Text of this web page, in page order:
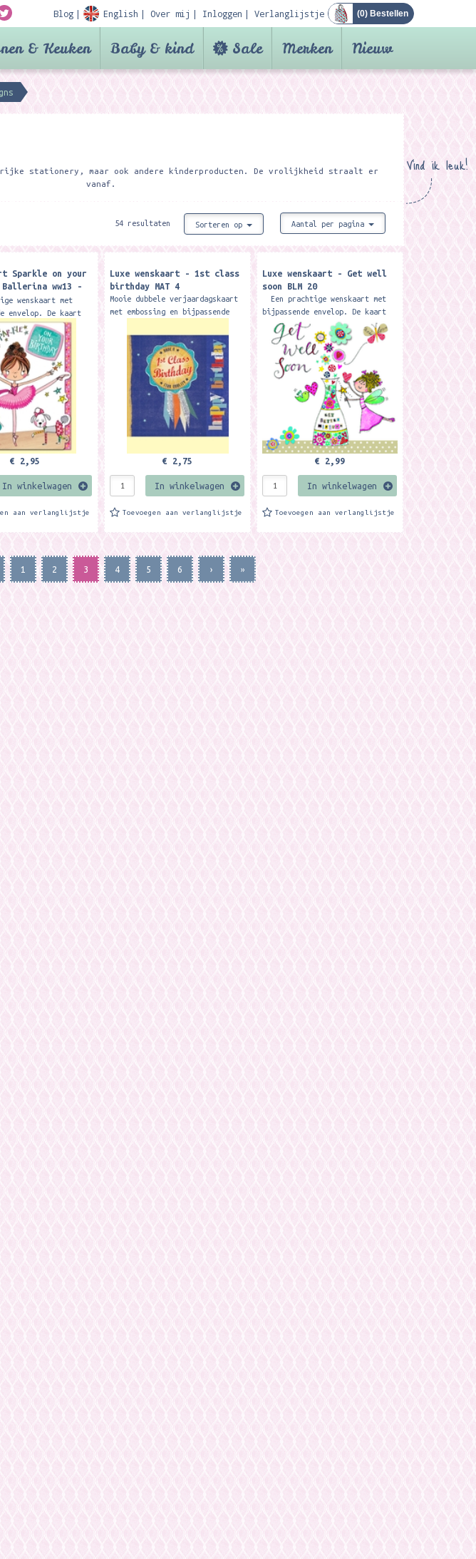
Blog English Over mij Inloggen Verlanglijstje (0) Bestellen
& Keuken Baby & kind Sale Merken Nieuw
Vind ik leuk!
stationery, maar ook andere kinderproducten. De vrolijkheid straalt er
vanaf.
54 resultaten Sorteren op Aantal per pagina
Sparkle on your
ww13 -
Designs
wenskaart met
envelop. De kaart
met glitters en
Formaat: 12,7 x
€ 2,95
In winkelwagen
aan verlanglijstje
Luxe wenskaart - 1st class
birthday MAT 4
Mooie dubbele verjaardagskaart
met embossing en bijpassende
stoere look. Formaat: 14,9 x
14,9 cm. Merk: Rachel Ellen...
€ 2,75
In winkelwagen
Toevoegen aan verlanglijstje
Luxe wenskaart - Get well
soon BLM 20
Een prachtige wenskaart met
bijpassende envelop. De kaart
is mooi bewerkt met glitters en
een 3D bloem. Formaat: 14,9 x
14,9 cm. Merk:...
€ 2,99
In winkelwagen
Toevoegen aan verlanglijstje
1 2 3 4 5 6 › »